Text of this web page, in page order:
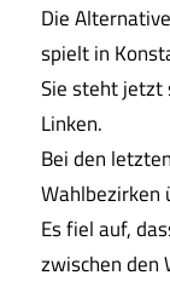
Die
spielt in
Sie steht jetzt
Linken.
Bei den
Wahlbezirken
Es fiel auf,
zwischen den